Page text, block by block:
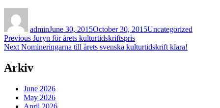
adminJune 30, 2015October 30, 2015Uncategorized
Post
navigation
Previous Previous
post:
Juryn för årets kulturtidskriftspris
Next Next
Nomineringarna till årets svenska kulturtidskrift klara!
Arkiv
June 2026
May 2026
April 2026